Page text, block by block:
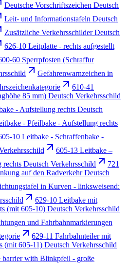
Deutsche Vorschriftszeichen Deutsch
Leit- und Informationstafeln Deutsch
Zusätzliche Verkehrsschilder Deutsch
626-10 Leitplatte - rechts aufgestellt
60 Sperrpfosten (Schraffur
Gefahrenwarnzeichen in
610-41
85 mm) Deutsch Verkehrsschild
- Aufstellung rechts Deutsch
- Pfeilbake - Aufstellung rechts
10 Leitbake - Schraffenbake -
605-13 Leitbake –
Deutsch Verkehrsschild
721
auf den Radverkehr Deutsch
in Kurven - linksweisend:
629-10 Leitbake mit
(mit 605-10) Deutsch Verkehrsschild
und Fahrbahnmarkierungen
629-11 Fahrbahnteiler mit
(mit 605-11) Deutsch Verkehrsschild
barrier with Blinkpfeil - große